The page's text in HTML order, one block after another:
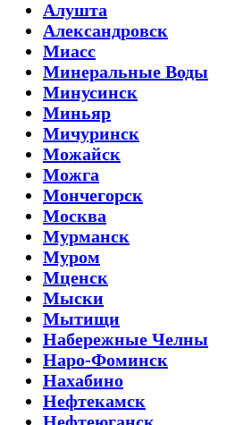
Алушта
Александровск
Миасс
Минеральные Воды
Минусинск
Миньяр
Мичуринск
Можайск
Можга
Мончегорск
Москва
Мурманск
Муром
Мценск
Мыски
Мытищи
Набережные Челны
Наро-Фоминск
Нахабино
Нефтекамск
Нефтеюганск